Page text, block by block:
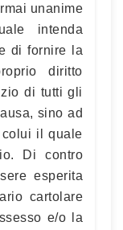
unanime
intenda
di fornire la
diritto
di tutti gli
sino ad
il quale
Di contro
esperita
cartolare
e/o la